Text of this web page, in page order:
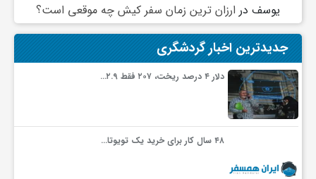
یوسف در ارزان ترین زمان سفر کیش چه موقعی است؟
جدیدترین اخبار گردشگری
دلار ۴ درصد ریخت، ۲۰۷ فقط ۲.۹…
۴۸ سال کار برای خرید یک تویوتا…